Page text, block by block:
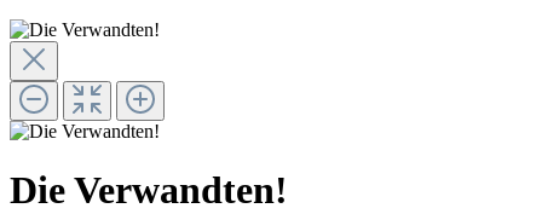
Die Verwandten!